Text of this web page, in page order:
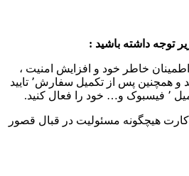
توجه داشته باشید :
خاطر خود و افزایش امنیت ،
اطلاعات اکانت را تغییر دهید و همچنین پس از تکمیل سفارش٬ تایید
هیچگونه مسئولیت در قبال قصور